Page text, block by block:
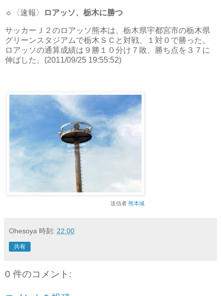
☼〈速報〉 ロアッソ、栃木に勝つ
サッカーＪ２のロアッソ熊本は、栃木県宇都宮市の栃木県
グリーンスタジアムで栃木ＳＣと対戦、１対０で勝った。
ロアッソの通算成績は９勝１０分け７敗、勝ち点を３７に
伸ばした。(2011/09/25 19:55:52)
送信者 熊本城
Ohesoya 時刻: 22:00
共有
0 件のコメント: